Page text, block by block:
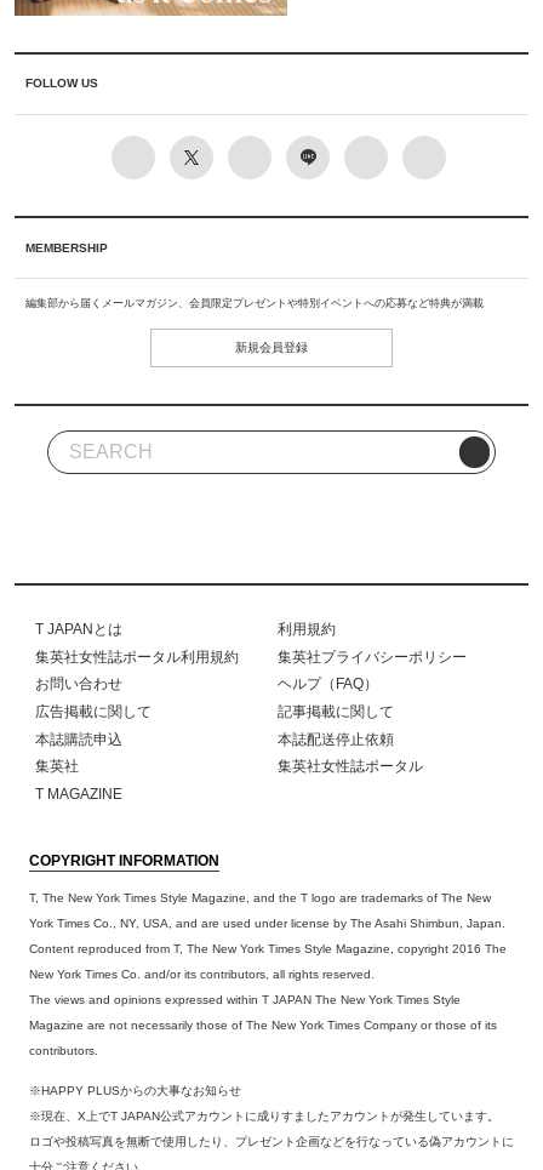
FOLLOW US
MEMBERSHIP
編集部から届くメールマガジン、会員限定プレゼントや特別イベントへの応募など特典が満載
新規会員登録
T JAPANとは
利用規約
集英社女性誌ポータル利用規約
集英社プライバシーポリシー
お問い合わせ
ヘルプ（FAQ）
広告掲載に関して
記事掲載に関して
本誌購読申込
本誌配送停止依頼
集英社
集英社女性誌ポータル
T MAGAZINE
COPYRIGHT INFORMATION
T, The New York Times Style Magazine, and the T logo are trademarks of The New
York Times Co., NY, USA, and are used under license by The Asahi Shimbun, Japan.
Content reproduced from T, The New York Times Style Magazine, copyright 2016 The
New York Times Co. and/or its contributors, all rights reserved.
The views and opinions expressed within T JAPAN The New York Times Style
Magazine are not necessarily those of The New York Times Company or those of its
contributors.
※HAPPY PLUSからの大事なお知らせ
※現在、X上でT JAPAN公式アカウントに成りすましたアカウントが発生しています。
ロゴや投稿写真を無断で使用したり、プレゼント企画などを行なっている偽アカウントに
十分ご注意ください。